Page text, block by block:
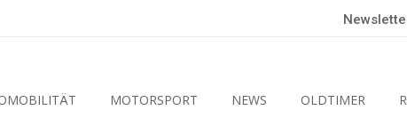
MOTORSPORT NEWS OLDTIMER